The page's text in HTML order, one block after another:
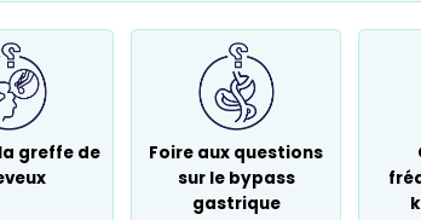
greffe de
Foire aux questions
sur le bypass
gastrique